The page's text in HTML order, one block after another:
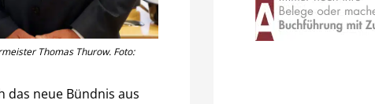
Thomas Thurow. Foto:
das neue Bündnis aus